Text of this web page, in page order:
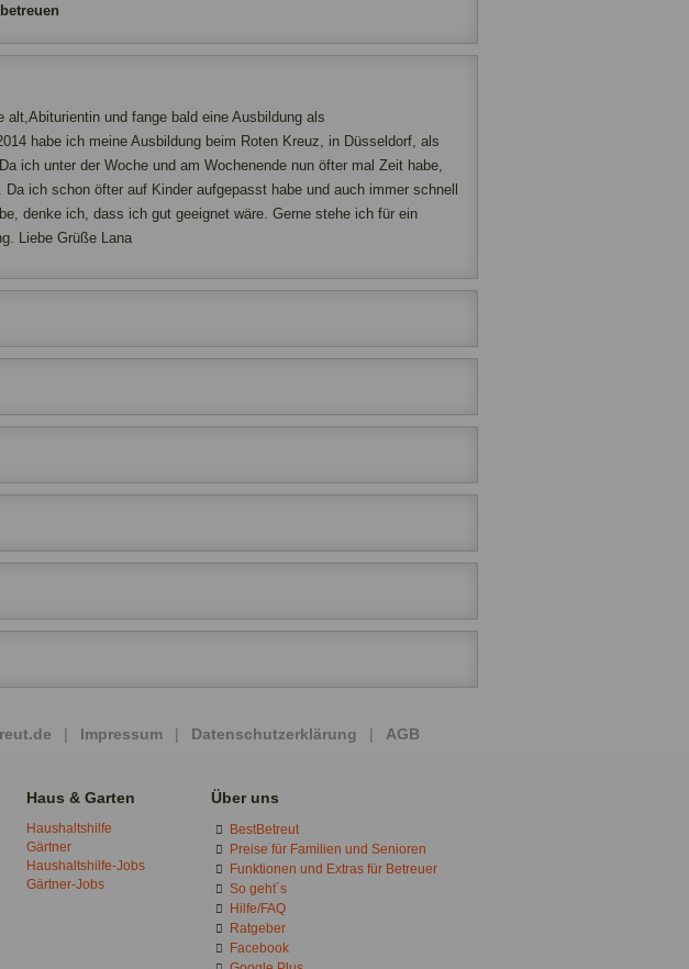
alt,Abiturientin und fange bald eine Ausbildung als
habe ich meine Ausbildung beim Roten Kreuz, in Düsseldorf, als
ich unter der Woche und am Wochenende nun öfter mal Zeit habe,
ich schon öfter auf Kinder aufgepasst habe und auch immer schnell
denke ich, dass ich gut geeignet wäre. Gerne stehe ich für ein
Liebe Grüße Lana
| Impressum | Datenschutzerklärung | AGB
Haus & Garten
Haushaltshilfe
Gärtner
Haushaltshilfe-Jobs
Gärtner-Jobs
Über uns
BestBetreut
Preise für Familien und Senioren
Funktionen und Extras für Betreuer
So geht´s
Hilfe/FAQ
Ratgeber
Facebook